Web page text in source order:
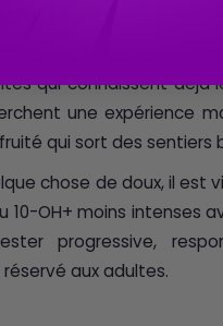
Bomb ?
et elle n'essaie
qui connaissent déjà
une expérience
qui sort des sentiers
chose de doux, il est
10-OH+ moins intenses
progressive,
aux adultes.